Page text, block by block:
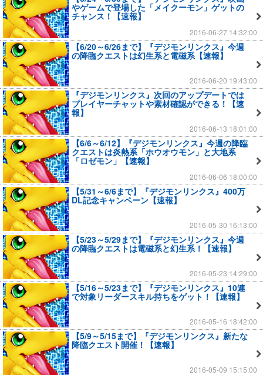
やゲームで登場した「メイクーモン」ゲットの
チャンス！【速報】
2016-06-27 14:32:00
【6/20～6/26まで】『デジモンリンクス』今週
の降臨クエストは幻生系と電磁系【速報】
2016-06-20 19:43:00
『デジモンリンクス』次回のアップデートでは
プレイヤーチャットや素材確認ができる！【速
報】
2016-06-13 18:01:00
【6/6～6/12】『デジモンリンクス』今週の降臨
クエストは炎熱系「ホウオウモン」と大地系
「ロゼモン」【速報】
2016-06-06 18:00:00
【5/31～6/6まで】『デジモンリンクス』400万
DL記念キャンペーン【速報】
2016-05-30 16:13:00
【5/23～5/29まで】『デジモンリンクス』今週
の降臨クエストは電磁系と幻生系！【速報】
2016-05-23 14:29:00
【5/16～5/23まで】『デジモンリンクス』10連
で対象リーダースキル持ちをゲット！【速報】
2016-05-16 18:42:00
【5/9～5/15まで】『デジモンリンクス』新たな
降臨クエスト開催！【速報】
2016-05-09 15:15:00